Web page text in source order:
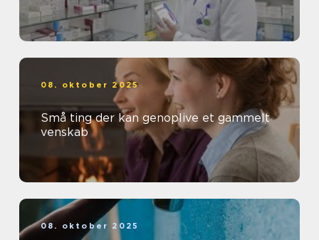
08. oktober 2025
Små ting der kan genoplive et gammelt
venskab
08. oktober 2025